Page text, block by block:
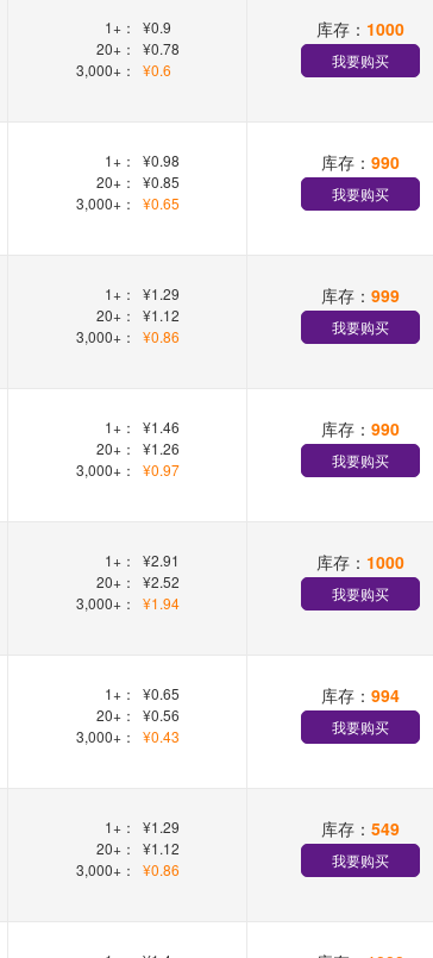
1+：
¥0.9
20+：
¥0.78
3,000+：
¥0.6
库存： 1000
我要购买
1+：
¥0.98
20+：
¥0.85
3,000+：
¥0.65
库存： 990
我要购买
1+：
¥1.29
20+：
¥1.12
3,000+：
¥0.86
库存： 999
我要购买
1+：
¥1.46
20+：
¥1.26
3,000+：
¥0.97
库存： 990
我要购买
1+：
¥2.91
20+：
¥2.52
3,000+：
¥1.94
库存： 1000
我要购买
1+：
¥0.65
20+：
¥0.56
3,000+：
¥0.43
库存： 994
我要购买
1+：
¥1.29
20+：
¥1.12
3,000+：
¥0.86
库存： 549
我要购买